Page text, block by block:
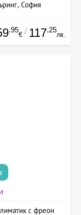
София
.95
€ / 117.25
лв.
с фреон